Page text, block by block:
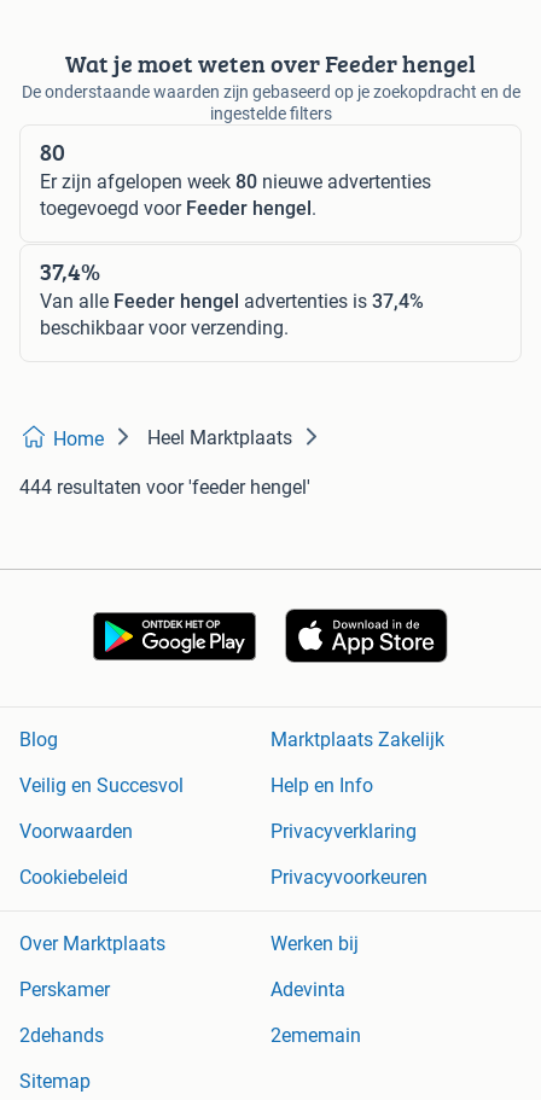
Wat je moet weten over Feeder hengel
De onderstaande waarden zijn gebaseerd op je zoekopdracht en de
ingestelde filters
80
Er zijn afgelopen week 80 nieuwe advertenties
toegevoegd voor Feeder hengel .
37,4%
Van alle Feeder hengel advertenties is 37,4%
beschikbaar voor verzending.
Home Heel Marktplaats
444 resultaten voor 'feeder hengel'
Blog
Marktplaats Zakelijk
Veilig en Succesvol
Help en Info
Voorwaarden
Privacyverklaring
Cookiebeleid
Privacyvoorkeuren
Over Marktplaats
Werken bij
Perskamer
Adevinta
2dehands
2ememain
Sitemap